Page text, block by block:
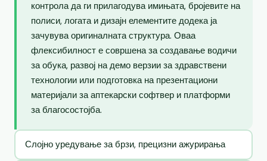
контрола да ги прилагодува имињата, бројевите на
полиси, логата и дизајн елементите додека ја
зачувува оригиналната структура. Оваа
флексибилност е совршена за создавање водичи
за обука, развој на демо верзии за здравствени
технологии или подготовка на презентациони
материјали за аптекарски софтвер и платформи
за благосостојба.
Слојно уредување за брзи, прецизни ажурирања